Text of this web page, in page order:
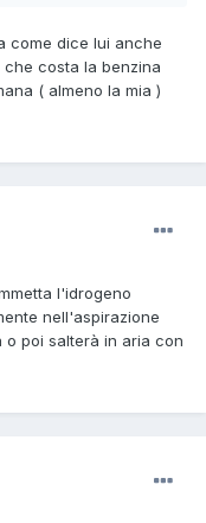
come dice lui anche
costa la benzina
( almeno la mia )
l'idrogeno
nell'aspirazione
o poi salterà in aria con